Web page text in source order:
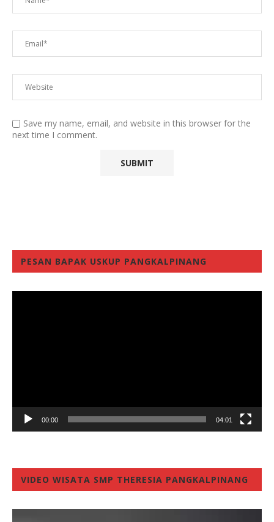
Save my name, email, and website in this browser for the
next time I comment.
PESAN BAPAK USKUP PANGKALPINANG
00:00 04:01
VIDEO WISATA SMP THERESIA PANGKALPINANG